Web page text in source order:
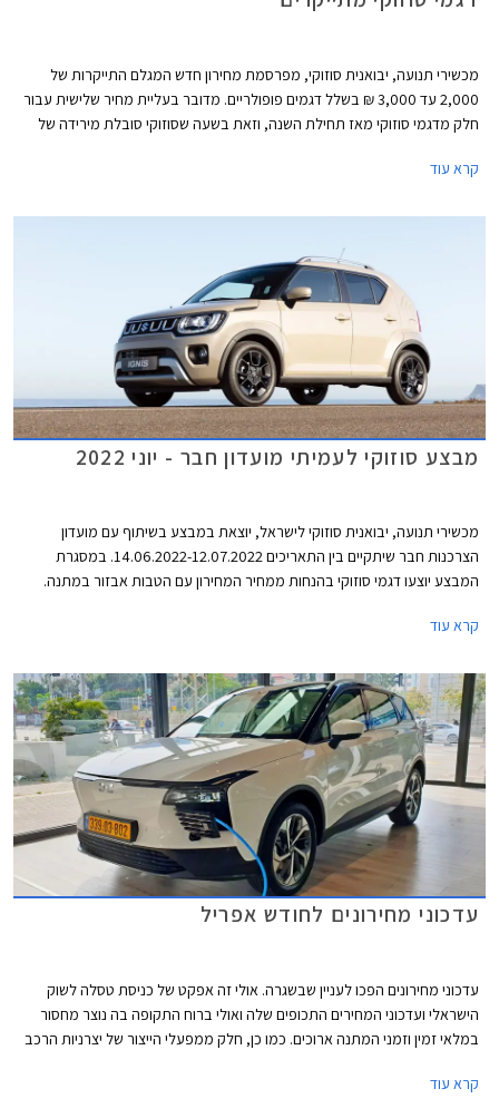
מכשירי תנועה, יבואנית סוזוקי, מפרסמת מחירון חדש המגלם התייקרות של
2,000 עד 3,000 ₪ בשלל דגמים פופולריים. מדובר בעליית מחיר שלישית עבור
חלק מדגמי סוזוקי מאז תחילת השנה, וזאת בשעה שסוזוקי סובלת מירידה של
קרא עוד
מבצע סוזוקי לעמיתי מועדון חבר - יוני 2022
מכשירי תנועה, יבואנית סוזוקי לישראל, יוצאת במבצע בשיתוף עם מועדון
הצרכנות חבר שיתקיים בין התאריכים 14.06.2022-12.07.2022. במסגרת
המבצע יוצעו דגמי סוזוקי בהנחות ממחיר המחירון עם הטבות אבזור במתנה.
קרא עוד
עדכוני מחירונים לחודש אפריל
עדכוני מחירונים הפכו לעניין שבשגרה. אולי זה אפקט של כניסת טסלה לשוק
הישראלי ועדכוני המחירים התכופים שלה ואולי ברוח התקופה בה נוצר מחסור
במלאי זמין וזמני המתנה ארוכים. כמו כן, חלק ממפעלי הייצור של יצרניות הרכב
קרא עוד